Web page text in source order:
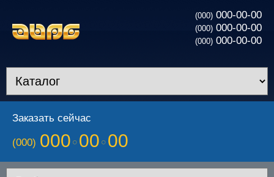
(000) 000-00-00
(000) 000-00-00
(000) 000-00-00
Заказать сейчас
(000) 000 00 00